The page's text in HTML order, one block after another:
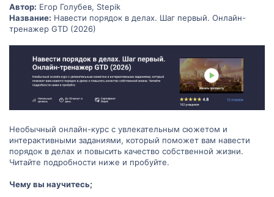
Автор: Егор Голубев, Stepik
Название: Навести порядок в делах. Шаг первый. Онлайн-
тренажер GTD (2026)
Необычный онлайн-курс c увлекательным сюжетом и
интерактивными заданиями, который поможет вам навести
порядок в делах и повысить качество собственной жизни.
Читайте подробности ниже и пробуйте.
Чему вы научитесь;